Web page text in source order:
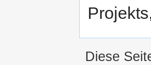
Diese